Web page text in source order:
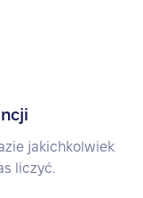
jakichkolwiek
liczyć.